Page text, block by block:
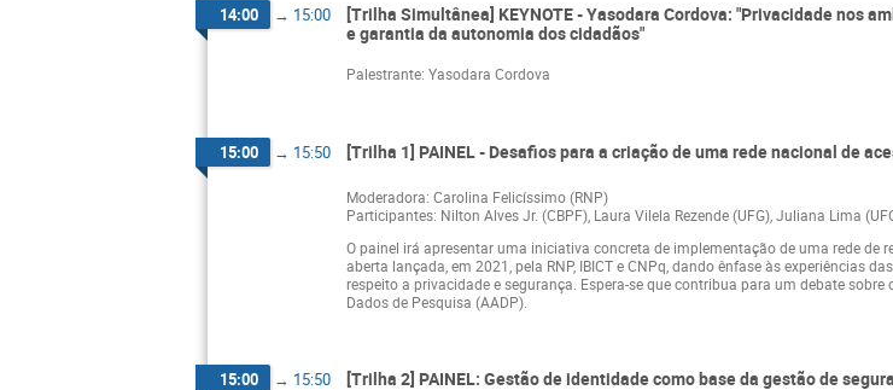
14:00 → 15:00
[Trilha Simultânea] KEYNOTE - Yasodara Cordova: "Privacidade nos
e garantia da autonomia dos cidadãos"
Palestrante: Yasodara Cordova
15:00 → 15:50 [Trilha 1] PAINEL - Desafios para a criação de uma rede nacional de
Moderadora: Carolina Felicíssimo (RNP)
Participantes: Nilton Alves Jr. (CBPF), Laura Vilela Rezende (UFG), Juliana Lima
O painel irá apresentar uma iniciativa concreta de implementação de uma rede
aberta lançada, em 2021, pela RNP, IBICT e CNPq, dando ênfase às experiências
respeito a privacidade e segurança. Espera-se que contribua para um debate
Dados de Pesquisa (AADP).
15:00 → 15:50 [Trilha 2] PAINEL: Gestão de identidade como base da gestão de